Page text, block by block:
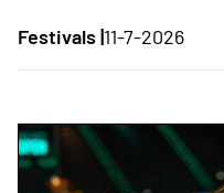
Festivals |11-7-2026